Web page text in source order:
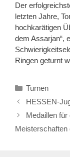
Der
letzten Jahre,
hochkarätigen
dem Assarjan“,
Ringen geturnt
Kategorien
Turnen
HESSEN-
Medaillen für
Meisterschaften